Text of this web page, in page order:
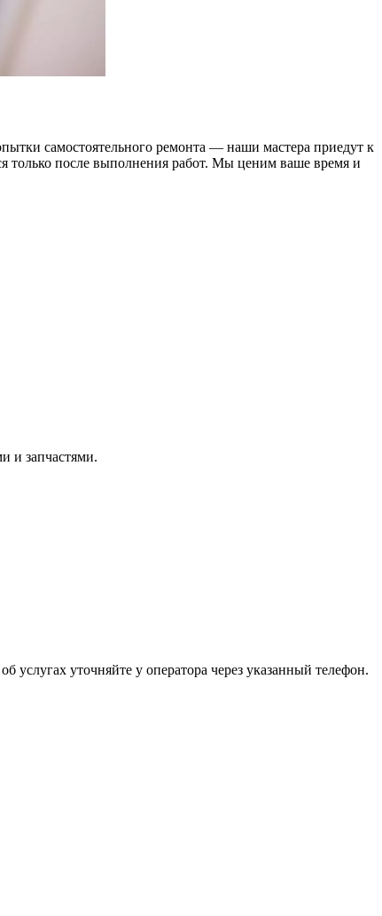
самостоятельного ремонта — наши мастера приедут к
только после выполнения работ. Мы ценим ваше время и
и запчастями.
уточняйте у оператора через указанный телефон.